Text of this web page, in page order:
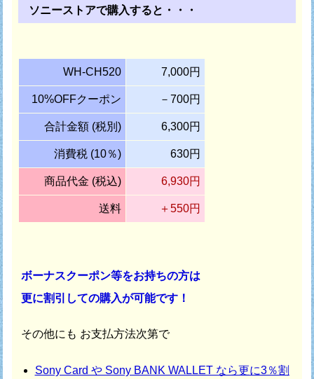
ソニーストアで購入すると・・・
WH-CH520 7,000円
10%OFFクーポン －700円
合計金額 (税別) 6,300円
消費税 (10％) 630円
商品代金 (税込) 6,930円
送料 ＋550円
ボーナスクーポン等をお持ちの方は
更に割引しての購入が可能です！
その他にも お支払方法次第で
Sony Card や Sony BANK WALLET なら更に3％割